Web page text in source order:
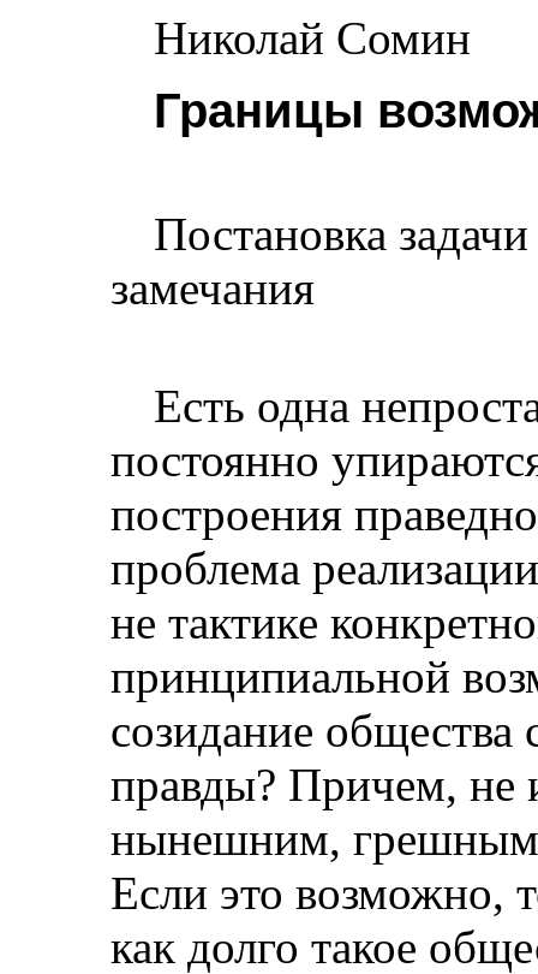
Николай Сомин
Границы
Постановка
замечания
Есть одна
постоянно
построения
проблема
не тактике
принципиальной
созидание общества
правды? Причем, не
нынешним, грешным
Если это возможно,
как долго такое